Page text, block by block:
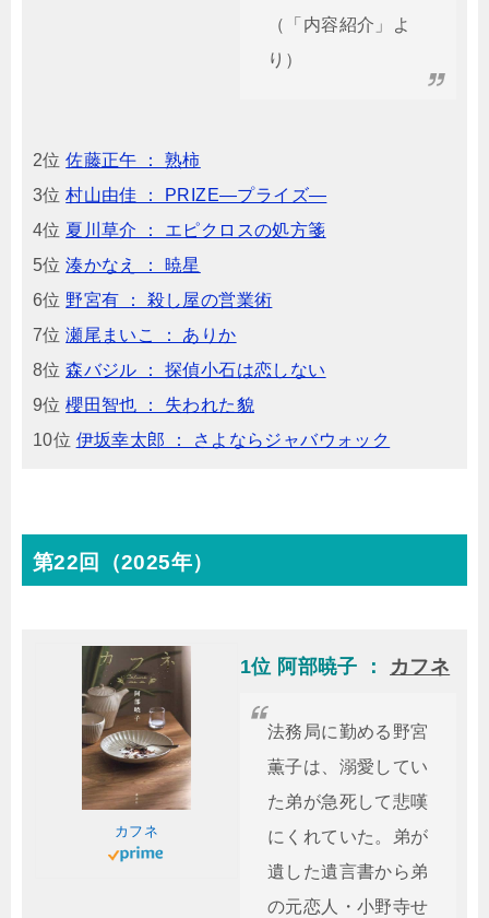
（「内容紹介」よ
り）
2位佐藤正午 ： 熟柿
3位村山由佳 ： PRIZE―プライズ―
4位 夏川草介 ： エピクロスの処方箋
5位湊かなえ ： 暁星
6位 野宮有 ： 殺し屋の営業術
7位瀬尾まいこ ： ありか
8位森バジル ： 探偵小石は恋しない
9位櫻田智也 ： 失われた貌
10位 伊坂幸太郎 ： さよならジャバウォック
第22回（2025年）
カフネ
1位 阿部暁子 ： カフネ
法務局に勤める野宮
薫子は、溺愛してい
た弟が急死して悲嘆
にくれていた。弟が
遺した遺言書から弟
の元恋人・小野寺せ